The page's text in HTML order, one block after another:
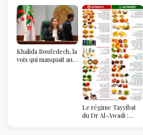
Khalida Boufedech, la
voix qui manquait au
Le régime Tayyibat
du Dr Al-Awadi :